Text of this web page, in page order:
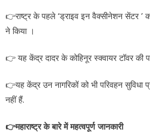
👉राष्ट्र के पहले ‘ड्राइव इन वैक्सीनेशन सेंटर ’
ने किया ।
👉 यह केंद्र दादर के कोहिनूर स्क्वायर टॉवर की
👉यह केंद्र उन नागरिकों को भी परिवहन
नहीं हैं.
👉महाराष्ट्र के बारे में महत्वपूर्ण जानकारी